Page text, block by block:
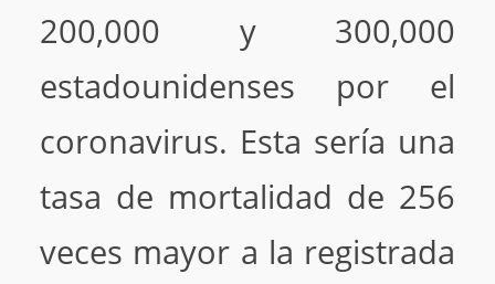
200,000 y 300,000
estadounidenses por el
coronavirus. Esta sería una
tasa de mortalidad de 256
veces mayor a la registrada